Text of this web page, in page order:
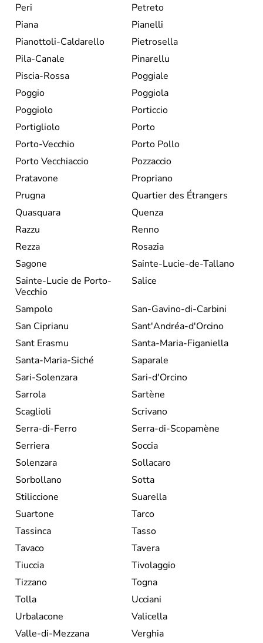
Peri
Petreto
Piana
Pianelli
Pianottoli-Caldarello
Pietrosella
Pila-Canale
Pinarellu
Piscia-Rossa
Poggiale
Poggio
Poggiola
Poggiolo
Porticcio
Portigliolo
Porto
Porto-Vecchio
Porto Pollo
Porto Vecchiaccio
Pozzaccio
Pratavone
Propriano
Prugna
Quartier des Étrangers
Quasquara
Quenza
Razzu
Renno
Rezza
Rosazia
Sagone
Sainte-Lucie-de-Tallano
Sainte-Lucie de Porto-
Vecchio
Salice
Sampolo
San-Gavino-di-Carbini
San Ciprianu
Sant'Andréa-d'Orcino
Sant Erasmu
Santa-Maria-Figaniella
Santa-Maria-Siché
Saparale
Sari-Solenzara
Sari-d'Orcino
Sarrola
Sartène
Scaglioli
Scrivano
Serra-di-Ferro
Serra-di-Scopamène
Serriera
Soccia
Solenzara
Sollacaro
Sorbollano
Sotta
Stiliccione
Suarella
Suartone
Tarco
Tassinca
Tasso
Tavaco
Tavera
Tiuccia
Tivolaggio
Tizzano
Togna
Tolla
Ucciani
Urbalacone
Valicella
Valle-di-Mezzana
Verghia